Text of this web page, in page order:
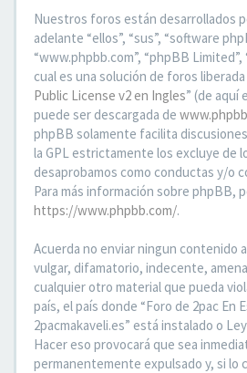
Nuestros foros están desarrollados
adelante “ellos”, “sus”, “software
“www.phpbb.com”, “phpBB
cual es una solución de foros liberada
Public License v2 en Ingles” (de aquí
puede ser descargada de
phpBB solamente facilita
la GPL estrictamente los excluye de
desaprobamos como conductas y/o
Para más información sobre phpBB,
https://www.phpbb.com/.
Acuerda no enviar ningun contenido
vulgar, difamatorio, indecente,
cualquier otro material que pueda
país, el país donde “Foro de 2pac En
2pacmakaveli.es” está instalado o
Hacer eso provocará que sea
permanentemente expulsado y, si lo